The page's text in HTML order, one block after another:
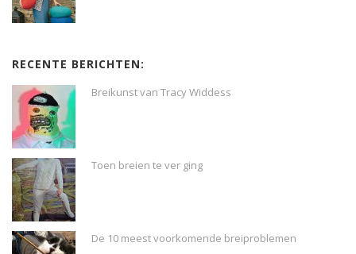
RECENTE BERICHTEN:
Breikunst van Tracy Widdess
Toen breien te ver ging
De 10 meest voorkomende breiproblemen